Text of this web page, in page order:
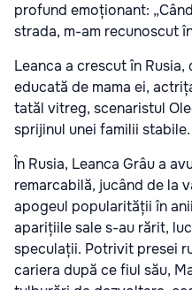
profund emoționant:
strada, m-am recunoscut
Leanca a crescut în
educată de mama ei,
tatăl vitreg, scenaristul
sprijinul unei familii stabile.
În Rusia, Leanca Grâu a
remarcabilă, jucând de la
apogeul popularității în
aparițiile sale s-au rărit,
speculații. Potrivit presei
cariera după ce fiul său,